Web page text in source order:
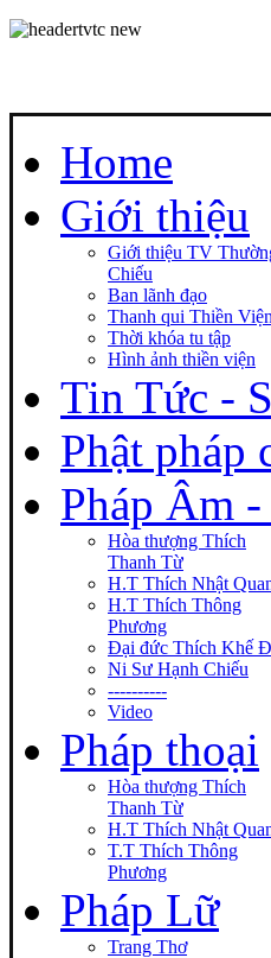
Home
Giới thiệu
Giới thiệu TV
Chiếu
Ban lãnh đạo
Thanh qui Thiền Viện
Thời khóa tu tập
Hình ảnh thiền viện
Tin Tức -
Phật pháp
Pháp Âm
Hòa thượng Thích
Thanh Từ
H.T Thích Nhật
H.T Thích Thông
Phương
Đại đức Thích Khế
Ni Sư Hạnh Chiếu
----------
Video
Pháp thoại
Hòa thượng Thích
Thanh Từ
H.T Thích Nhật
T.T Thích Thông
Phương
Pháp Lữ
Trang Thơ